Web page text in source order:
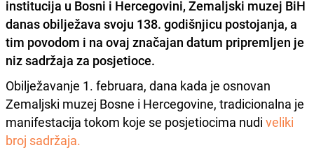
institucija u Bosni i Hercegovini, Zemaljski muzej BiH
danas obilježava svoju 138. godišnjicu postojanja, a
tim povodom i na ovaj značajan datum pripremljen je
niz sadržaja za posjetioce.
Obilježavanje 1. februara, dana kada je osnovan
Zemaljski muzej Bosne i Hercegovine, tradicionalna je
manifestacija tokom koje se posjetiocima nudi veliki
broj sadržaja.